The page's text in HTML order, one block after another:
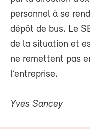
personnel à se
dépôt de bus. Le
de la situation et
ne remettent pas
l’entreprise.
Yves Sancey